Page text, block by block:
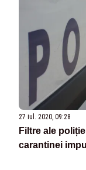
27 iul. 2020, 09:28
Filtre ale
carantinei